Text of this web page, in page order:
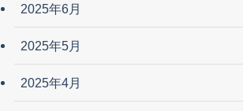
2025年6月
2025年5月
2025年4月